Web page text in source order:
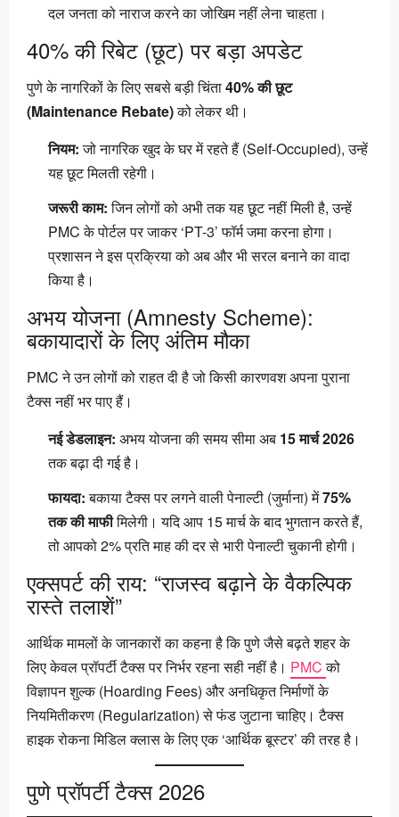
दल जनता को नाराज करने का जोखिम नहीं लेना चाहता।
40% की रिबेट (छूट) पर बड़ा अपडेट
पुणे के नागरिकों के लिए सबसे बड़ी चिंता40% की छूट
(Maintenance Rebate)को लेकर थी।
नियम:जो नागरिक खुद के घर में रहते हैं (Self-Occupied), उन्हें
यह छूट मिलती रहेगी।
जरूरी काम:जिन लोगों को अभी तक यह छूट नहीं मिली है, उन्हें
PMC के पोर्टल पर जाकर ‘PT-3’ फॉर्म जमा करना होगा।
प्रशासन ने इस प्रक्रिया को अब और भी सरल बनाने का वादा
किया है।
अभय योजना (Amnesty Scheme):
बकायादारों के लिए अंतिम मौका
PMC ने उन लोगों को राहत दी है जो किसी कारणवश अपना पुराना
टैक्स नहीं भर पाए हैं।
नई डेडलाइन: अभय योजना की समय सीमा अब 15 मार्च 2026
तक बढ़ा दी गई है।
फायदा:बकाया टैक्स पर लगने वाली पेनाल्टी (जुर्माना) में75%
तक की माफीमिलेगी। यदि आप 15 मार्च के बाद भुगतान करते हैं,
तो आपको 2% प्रति माह की दर से भारी पेनाल्टी चुकानी होगी।
एक्सपर्ट की राय: “राजस्व बढ़ाने के वैकल्पिक
रास्ते तलाशें”
आर्थिक मामलों के जानकारों का कहना है कि पुणे जैसे बढ़ते शहर के
लिए केवल प्रॉपर्टी टैक्स पर निर्भर रहना सही नहीं है। PMCको
विज्ञापन शुल्क (Hoarding Fees) और अनधिकृत निर्माणों के
नियमितीकरण (Regularization) से फंड जुटाना चाहिए। टैक्स
हाइक रोकना मिडिल क्लास के लिए एक ‘आर्थिक बूस्टर’ की तरह है।
पुणे प्रॉपर्टी टैक्स 2026